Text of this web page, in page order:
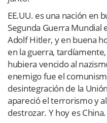
EE.UU. es una nación en
Segunda Guerra
Adolf Hitler, y en buena
en la guerra,
hubiera vencido al
enemigo fue el
desintegración de la
apareció el terrorismo y
destrozar. Y hoy es China.